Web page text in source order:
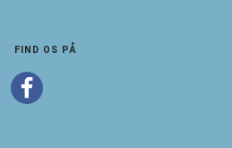
FIND OS PÅ